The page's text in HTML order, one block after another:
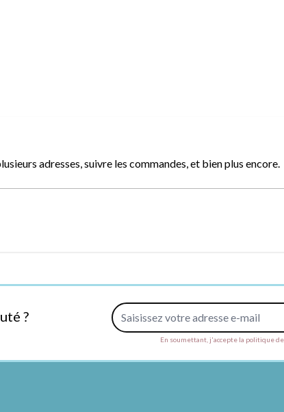
adresses, suivre les commandes, et bien plus encore.
? Adresse e-mail
En soumettant, j'accepte la politique